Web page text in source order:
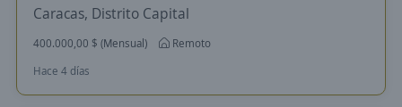
Caracas, Distrito Capital
400.000,00 $ (Mensual)
Remoto
Hace 4 días